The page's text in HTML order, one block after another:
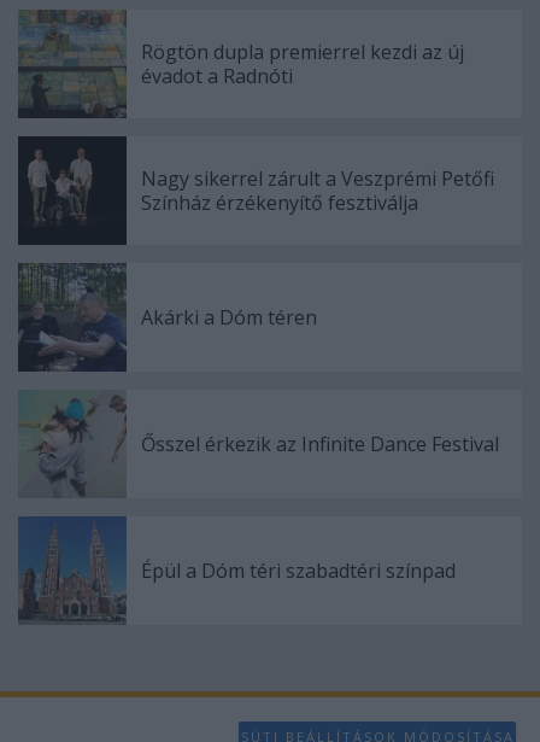
Rögtön dupla premierrel kezdi az új
évadot a Radnóti
Nagy sikerrel zárult a Veszprémi Petőfi
Színház érzékenyítő fesztiválja
Akárki a Dóm téren
Ősszel érkezik az Infinite Dance Festival
Épül a Dóm téri szabadtéri színpad
SÜTI BEÁLLÍTÁSOK MÓDOSÍTÁSA